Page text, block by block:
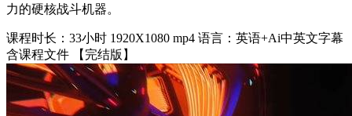
力的硬核战斗机器。
课程时长：33小时 1920X1080 mp4 语言：英语+Ai中英文字幕
含课程文件 【完结版】